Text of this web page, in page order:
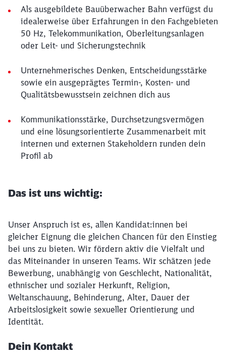
Als ausgebildete Bauüberwacher Bahn verfügst du
idealerweise über Erfahrungen in den Fachgebieten
50 Hz, Telekommunikation, Oberleitungsanlagen
oder Leit- und Sicherungstechnik
Unternehmerisches Denken, Entscheidungsstärke
sowie ein ausgeprägtes Termin-, Kosten- und
Qualitätsbewusstsein zeichnen dich aus
Kommunikationsstärke, Durchsetzungsvermögen
und eine lösungsorientierte Zusammenarbeit mit
internen und externen Stakeholdern runden dein
Profil ab
Das ist uns wichtig:
Unser Anspruch ist es, allen Kandidat:innen bei
gleicher Eignung die gleichen Chancen für den Einstieg
bei uns zu bieten. Wir fördern aktiv die Vielfalt und
das Miteinander in unseren Teams. Wir schätzen jede
Bewerbung, unabhängig von Geschlecht, Nationalität,
ethnischer und sozialer Herkunft, Religion,
Weltanschauung, Behinderung, Alter, Dauer der
Arbeitslosigkeit sowie sexueller Orientierung und
Identität.
Dein Kontakt